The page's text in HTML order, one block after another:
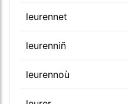
leurennet
leurenniñ
leurennoù